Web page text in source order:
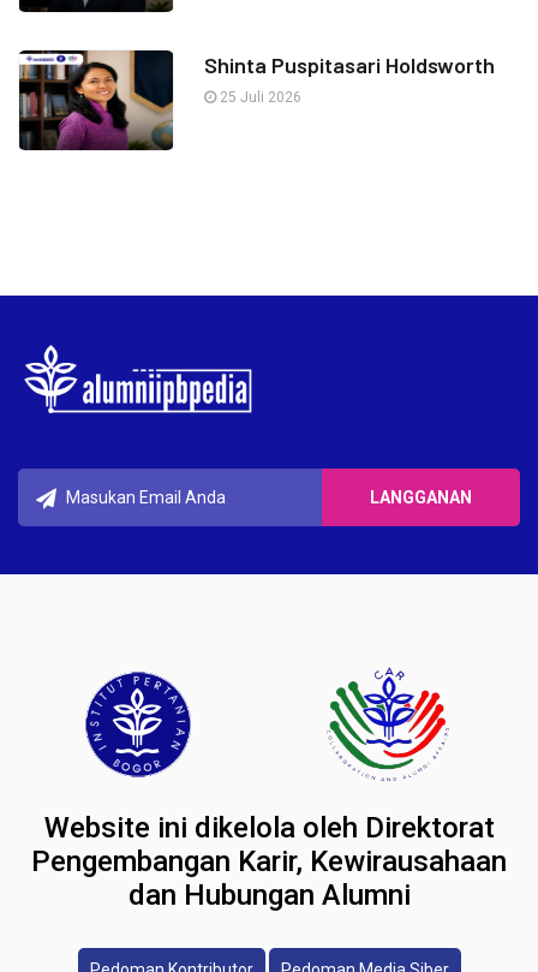
Shinta Puspitasari Holdsworth
25 Juli 2026
Website ini dikelola oleh Direktorat
Pengembangan Karir, Kewirausahaan
dan Hubungan Alumni